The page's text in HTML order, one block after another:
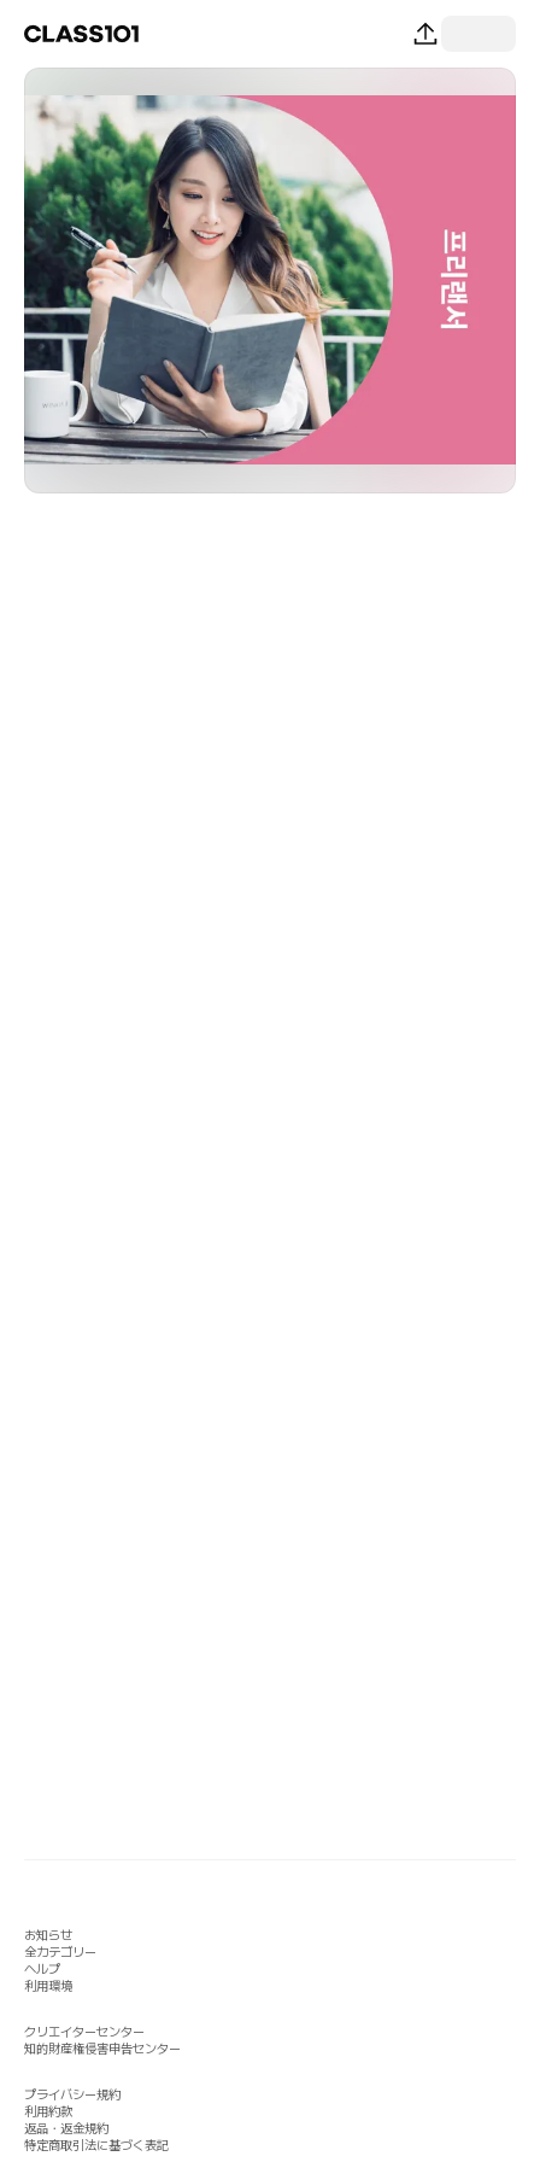
お知らせ
全カテゴリー
ヘルプ
利用環境
クリエイターセンター
知的財産権侵害申告センター
プライバシー規約
利用約款
返品・返金規約
特定商取引法に基づく表記